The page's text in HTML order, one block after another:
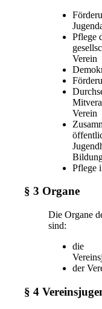
Pflege
Verein
Verein
Pflege
§ 3 Organe
Die Organe
sind:
die
der
§ 4